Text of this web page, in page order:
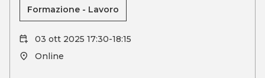
Formazione - Lavoro
03 ott 2025 17:30-18:15
Online